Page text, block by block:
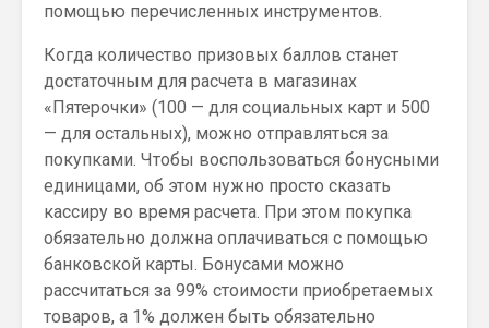
помощью перечисленных инструментов.
Когда количество призовых баллов станет
достаточным для расчета в магазинах
«Пятерочки» (100 — для социальных карт и 500
— для остальных), можно отправляться за
покупками. Чтобы воспользоваться бонусными
единицами, об этом нужно просто сказать
кассиру во время расчета. При этом покупка
обязательно должна оплачиваться с помощью
банковской карты. Бонусами можно
рассчитаться за 99% стоимости приобретаемых
товаров, а 1% должен быть обязательно